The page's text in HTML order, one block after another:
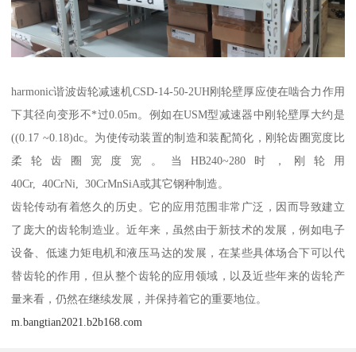
harmonic谐波齿轮减速机CSD-14-50-2UH刚轮壁厚应使在啮合力作用
下其径向变形不*过0.05m。例如在USM型减速器中刚轮壁厚大约是
((0.17 ~0.18)dc。为使传动装置的制造和装配简化，刚轮齿圈宽度比
柔轮齿圈宽度宽。当HB240~280时，刚轮用
40Cr, 40CrNi, 30CrMnSiA或其它钢种制造。
齿轮传动有着悠久的历史。它的应用范围非常广泛，因而导致建立
了庞大的齿轮制造业。近年来，虽然由于新技术的发展，例如电子
设备、低速力矩电机和液压马达的发展，在某些具体场合下可以代
替齿轮的作用，但从整个齿轮的应用领域，以及近些年来的齿轮产
量来看，仍然在继续发展，并保持着它的重要地位。
m.bangtian2021.b2b168.com